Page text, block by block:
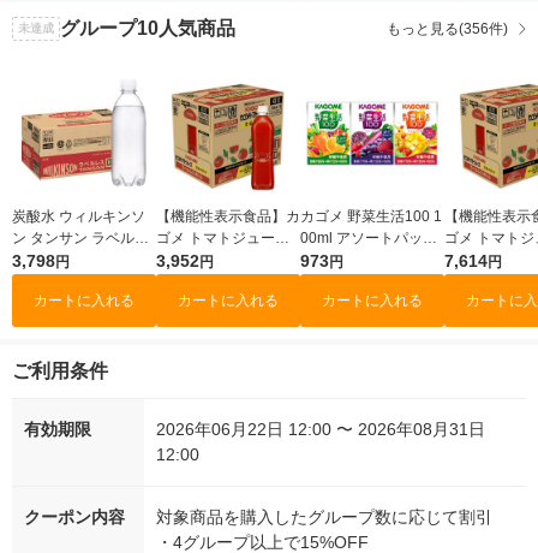
未達成 グループ10人気商品 もっと見る(356件)
炭酸水 ウィルキンソ
ン タンサン ラベルレ
スボトル 500ml 1セッ
ト（48本）アサヒ飲
3,798円
カートに入れる
【機能性表示食品】カ
ゴメ トマトジュース
食塩無添加 ラベルレ
ス 720ml 1箱（15本
入）
3,952円
カートに入れる
カゴメ 野菜生活100 1
00ml アソートパック
1箱（12本入） 飲みき
りサイズ お出かけ お
やつ
973円
カートに入れる
【機能性表示
ゴメ トマト
食塩無添加 ラ
ス 720ml 1セ
0本）
7,614円
カートに
ご利用条件
有効期限
2026年06月22日 12:00 〜 2026年08月31日
12:00
クーポン内容
対象商品を購入したグループ数に応じて割引
・ 4グループ以上で15%OFF